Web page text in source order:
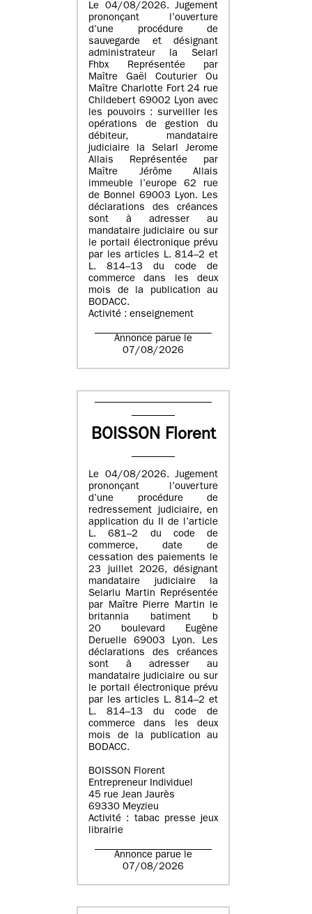
Le 04/08/2026. Jugement
prononçant l’ouverture
d’une procédure de
sauvegarde et désignant
administrateur la Selarl
Fhbx Représentée par
Maître Gaël Couturier Ou
Maître Charlotte Fort 24 rue
Childebert 69002 Lyon avec
les pouvoirs : surveiller les
opérations de gestion du
débiteur, mandataire
judiciaire la Selarl Jerome
Allais Représentée par
Maître Jérôme Allais
immeuble l’europe 62 rue
de Bonnel 69003 Lyon. Les
déclarations des créances
sont à adresser au
mandataire judiciaire ou sur
le portail électronique prévu
par les articles L. 814–2 et
L. 814–13 du code de
commerce dans les deux
mois de la publication au
BODACC.
Activité : enseignement
Annonce parue le
07/08/2026
BOISSON Florent
Le 04/08/2026. Jugement
prononçant l’ouverture
d’une procédure de
redressement judiciaire, en
application du II de l’article
L. 681–2 du code de
commerce, date de
cessation des paiements le
23 juillet 2026, désignant
mandataire judiciaire la
Selarlu Martin Représentée
par Maître Pierre Martin le
britannia batiment b
20 boulevard Eugène
Deruelle 69003 Lyon. Les
déclarations des créances
sont à adresser au
mandataire judiciaire ou sur
le portail électronique prévu
par les articles L. 814–2 et
L. 814–13 du code de
commerce dans les deux
mois de la publication au
BODACC.
BOISSON Florent
Entrepreneur Individuel
45 rue Jean Jaurès
69330 Meyzieu
Activité : tabac presse jeux
librairie
Annonce parue le
07/08/2026